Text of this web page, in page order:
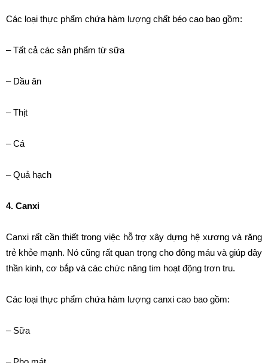
Các loại thực phẩm chứa hàm lượng chất béo cao bao gồm:
– Tất cả các sản phẩm từ sữa
– Dầu ăn
– Thịt
– Cá
– Quả hạch
4. Canxi
Canxi rất cần thiết trong việc hỗ trợ xây dựng hệ xương và răng
trẻ khỏe mạnh. Nó cũng rất quan trọng cho đông máu và giúp dây
thần kinh, cơ bắp và các chức năng tim hoạt động trơn tru.
Các loại thực phẩm chứa hàm lượng canxi cao bao gồm:
– Sữa